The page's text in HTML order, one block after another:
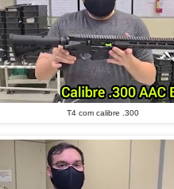
T4 com calibre .300